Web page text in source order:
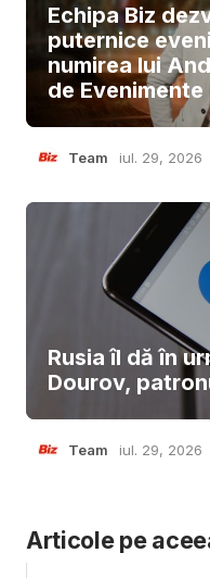
Echipa Biz
puternice
numirea lui
de Evenimente
Team iul. 29, 2026
Rusia îl dă în
Dourov,
Team iul. 29, 2026
Articole pe